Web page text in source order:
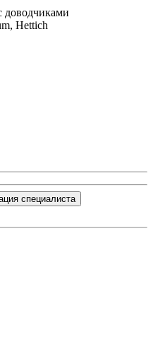
доводчиками
Hettich
специалиста